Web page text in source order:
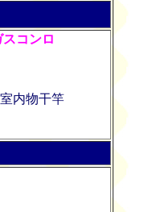
コンロ
内物干竿